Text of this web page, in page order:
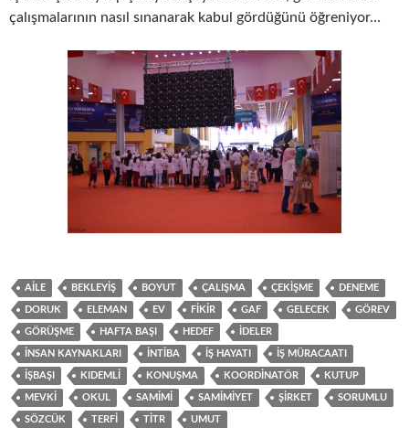
çalışmalarının nasıl sınanarak kabul gördüğünü öğreniyor…
AILE BEKLEYIŞ BOYUT ÇALIŞMA ÇEKIŞME DENEME
DORUK ELEMAN EV FIKIR GAF GELECEK GÖREV
GÖRÜŞME HAFTA BAŞI HEDEF IDELER
İNSAN KAYNAKLARI INTIBA IŞ HAYATI IŞ MÜRACAATI
IŞBAŞI KIDEMLI KONUŞMA KOORDINATÖR KUTUP
MEVKI OKUL SAMIMI SAMIMIYET ŞIRKET SORUMLU
SÖZCÜK TERFI TITR UMUT